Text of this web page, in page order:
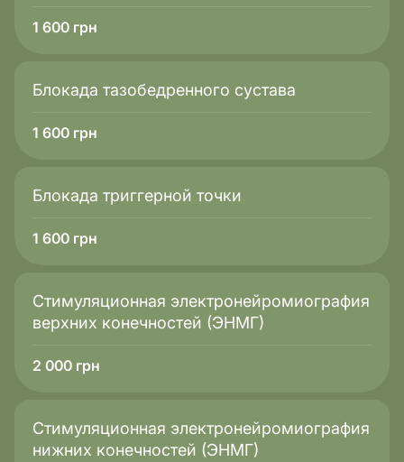
1 600 грн
Блокада тазобедренного сустава
1 600 грн
Блокада триггерной точки
1 600 грн
Стимуляционная электронейромиография
верхних конечностей (ЭНМГ)
2 000 грн
Стимуляционная электронейромиография
нижних конечностей (ЭНМГ)